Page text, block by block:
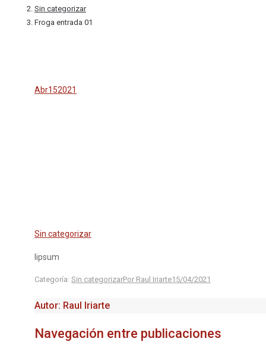
Sin categorizar
Froga entrada 01
Abr152021
Sin categorizar
lipsum
Categoría: Sin categorizarPor Raul Iriarte15/04/2021
Autor: Raul Iriarte
Navegación entre publicaciones